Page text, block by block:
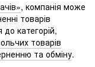
, компанія може
товарів
категорій,
товарів
та обміну.